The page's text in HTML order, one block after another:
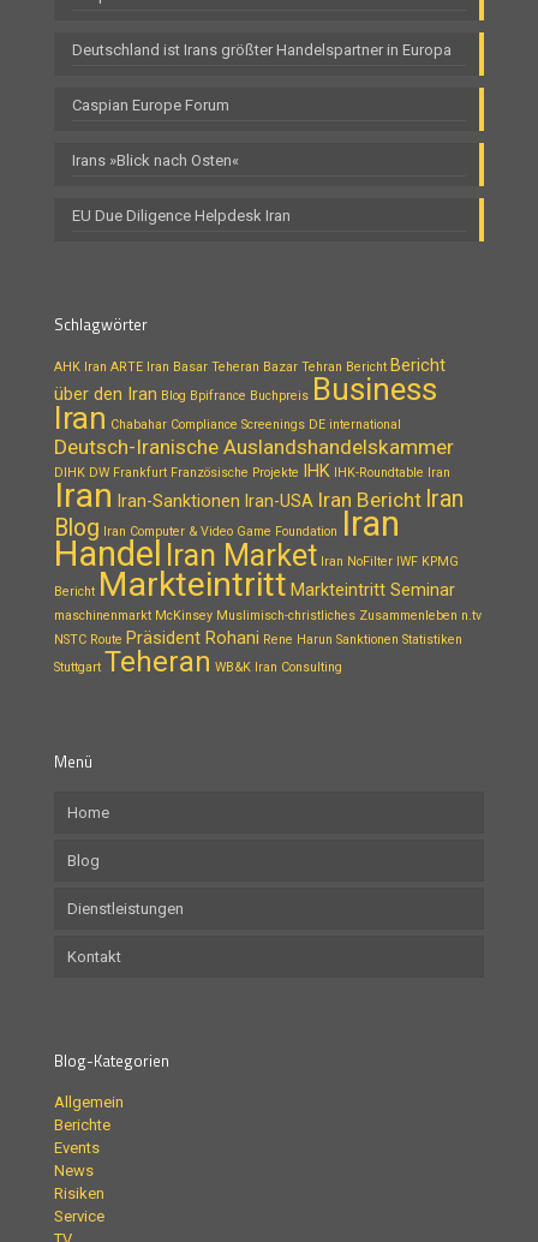
Deutschland ist Irans größter Handelspartner in Europa
Caspian Europe Forum
Irans »Blick nach Osten«
EU Due Diligence Helpdesk Iran
Schlagwörter
AHK Iran ARTE Iran Basar Teheran Bazar Tehran Bericht Bericht
über den Iran Blog Bpifrance Buchpreis Business
Iran Chabahar Compliance Screenings DE international
Deutsch-Iranische Auslandshandelskammer
DIHK DW Frankfurt Französische Projekte IHK IHK-Roundtable Iran
Iran Iran-Sanktionen Iran-USA Iran Bericht Iran
Blog
Iran Computer & Video Game Foundation Iran
Handel Iran Market Iran NoFilter IWF KPMG
Bericht Markteintritt Markteintritt Seminar
maschinenmarkt McKinsey Muslimisch-christliches Zusammenleben n.tv
NSTC Route Präsident Rohani Rene Harun Sanktionen Statistiken
Stuttgart Teheran WB&K Iran Consulting
Menü
Home
Blog
Dienstleistungen
Kontakt
Blog-Kategorien
Allgemein
Berichte
Events
News
Risiken
Service